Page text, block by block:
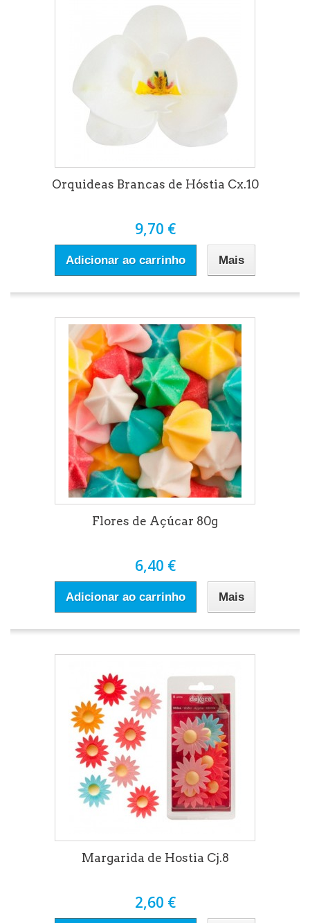
Orquideas Brancas de Hóstia Cx.10
9,70 €
Adicionar ao carrinho Mais
Flores de Açúcar 80g
6,40 €
Adicionar ao carrinho Mais
Margarida de Hostia Cj.8
2,60 €